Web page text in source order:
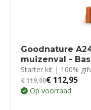
Goodnature
muizenval -
Starter kit | 100%
€119,00€ 112,95
Op voorraad